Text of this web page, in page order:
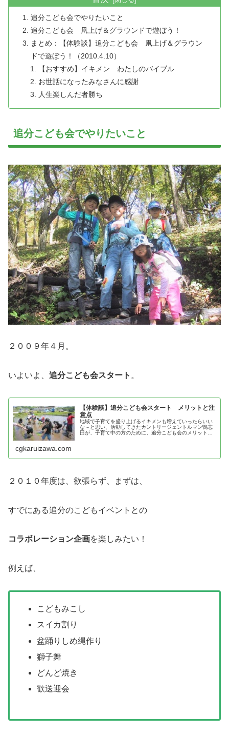
追分こども会でやりたいこと
追分こども会 凧上げ＆グラウンドで遊ぼう！
まとめ：【体験談】追分こども会 凧上げ＆グラウン
ドで遊ぼう！（2010.4.10）
【おすすめ】イキメン わたしのバイブル
お世話になったみなさんに感謝
人生楽しんだ者勝ち
追分こども会でやりたいこと
２００９年４月。
いよいよ、 追分こども会スタート 。
【体験談】追分こども会スタート メリットと注
意点
地域で子育てを盛り上げるイキメンも増えていったらいい
な～と思い、活動してきたカントリージェントルマン鴨志
田が、子育て中の方のために、追分こども会のメリットと
cgkaruizawa.com
２０１０年度は、欲張らず、まずは、
すでにある追分のこどもイベントとの
コラボレーション企画を楽しみたい！
例えば、
こどもみこし
スイカ割り
盆踊りしめ縄作り
獅子舞
どんど焼き
歓送迎会